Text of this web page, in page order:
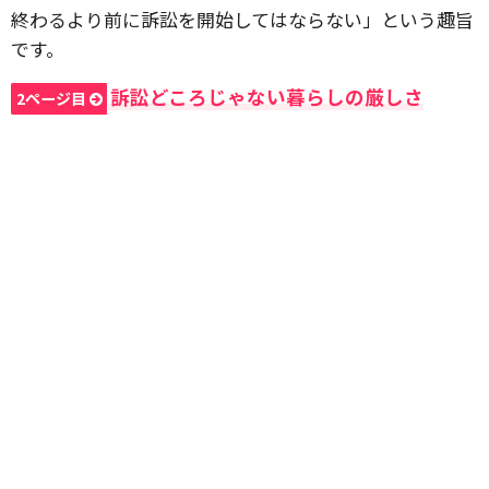
終わるより前に訴訟を開始してはならない」という趣旨
です。
2ページ目 訴訟どころじゃない暮らしの厳しさ